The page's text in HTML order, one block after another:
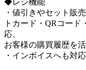
◆レジ機能
・値引きやセット販
トカード・QRコー
応、
お客様の購買履歴を
・インボイスへも対応